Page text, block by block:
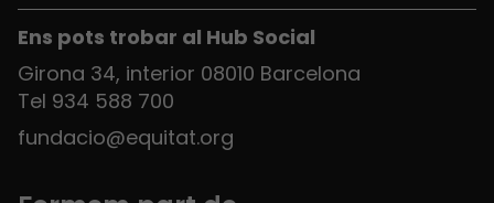
Ens pots trobar al Hub Social
Girona 34, interior 08010 Barcelona
Tel 934 588 700
fundacio@equitat.org